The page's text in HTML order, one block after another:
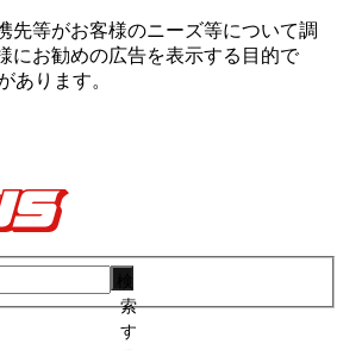
先等がお客様のニーズ等について調
にお勧めの広告を表⽰する⽬的で
あります。
索
す